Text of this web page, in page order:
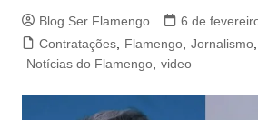
Blog Ser Flamengo
6 de
Contratações, Flamengo, Jornalismo,
Notícias do Flamengo, video